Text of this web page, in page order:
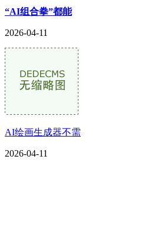
“AI组合拳”都能
2026-04-11
AI绘画生成器不需
2026-04-11